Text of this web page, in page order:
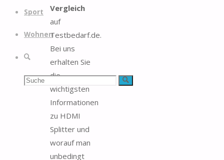
Sport
Wohnen
Suchen Suche
Vergleich
auf
Testbedarf.de.
Bei uns
erhalten Sie
die
wichtigsten
Informationen
zu HDMI
Splitter und
worauf man
unbedingt